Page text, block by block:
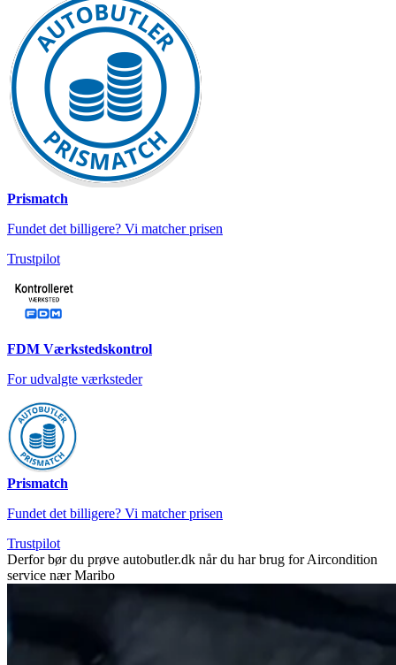
Prismatch
Fundet det billigere? Vi matcher prisen
Trustpilot
FDM Værkstedskontrol
For udvalgte værksteder
Prismatch
Fundet det billigere? Vi matcher prisen
Trustpilot
Derfor bør du prøve autobutler.dk når du har brug for Aircondition
service nær Maribo